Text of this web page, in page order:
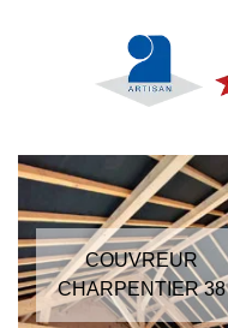
COUVREUR
CHARPENTIER 38